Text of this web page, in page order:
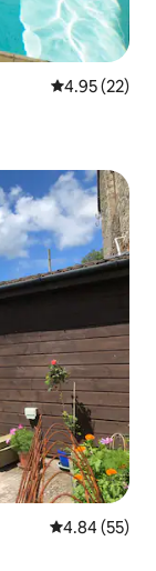
レビュー22
4.95 (22)
レビュー55
4.84 (55)